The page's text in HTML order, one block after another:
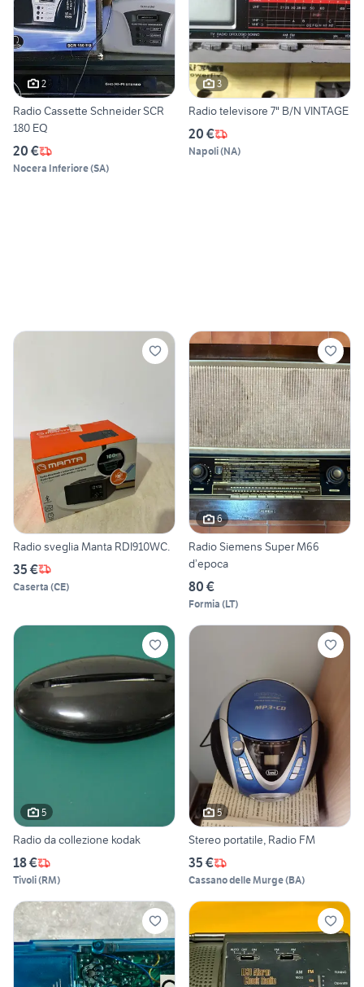
2
Radio Cassette Schneider SCR
180 EQ
20 €
Nocera Inferiore(SA)
3
Radio televisore 7" B/N VINTAGE
20 €
Napoli(NA)
Radio sveglia Manta RDI910WC.
35 €
Caserta (CE)
6
Radio Siemens Super M66
d’epoca
80 €
Formia (LT)
5
Radio da collezione kodak
18 €
Tivoli(RM)
5
Stereo portatile, Radio FM
35 €
Cassano delle Murge(BA)